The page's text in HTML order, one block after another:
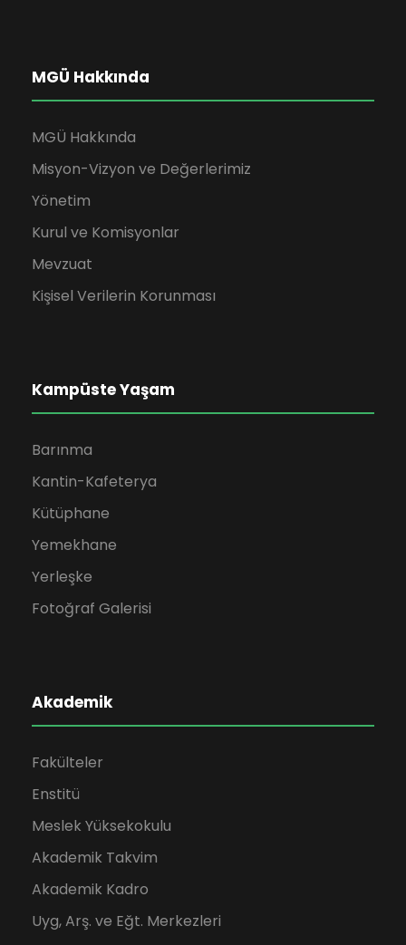
MGÜ Hakkında
MGÜ Hakkında
Misyon-Vizyon ve Değerlerimiz
Yönetim
Kurul ve Komisyonlar
Mevzuat
Kişisel Verilerin Korunması
Kampüste Yaşam
Barınma
Kantin-Kafeterya
Kütüphane
Yemekhane
Yerleşke
Fotoğraf Galerisi
Akademik
Fakülteler
Enstitü
Meslek Yüksekokulu
Akademik Takvim
Akademik Kadro
Uyg, Arş. ve Eğt. Merkezleri